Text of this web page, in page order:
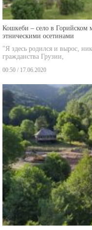
Кошкеби – село в Горийском
этническими осетинами
"Я здесь родился и вырос,
гражданства Грузии,
00:50 / 17.06.2020